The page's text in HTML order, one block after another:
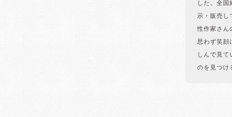
した。全国
示・販売し
性作家さん
思わず笑顔
しんで見て
のを見つけ